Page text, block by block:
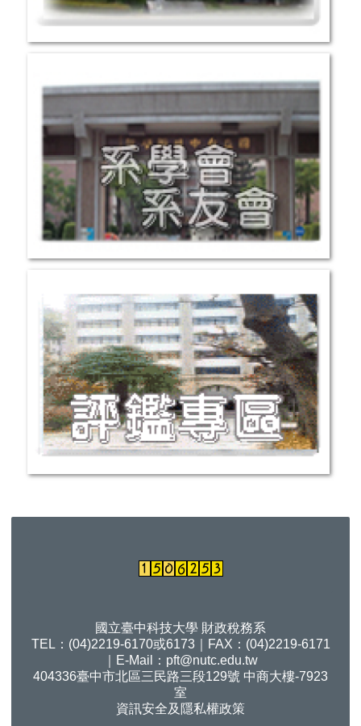
國立臺中科技大學 財政稅務系
TEL：(04)2219-6170或6173｜FAX：(04)2219-6171
｜E-Mail： pft@nutc.edu.tw
404336臺中市北區三民路三段129號 中商大樓-7923
室
資訊安全及隱私權政策